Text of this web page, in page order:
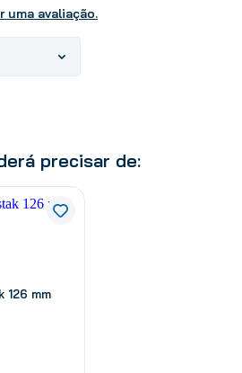
uma avaliação.
precisar de:
126 mm